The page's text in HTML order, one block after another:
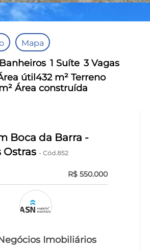
Mapa
1 Suíte 3 Vagas
útil 432 m² Terreno
Área construída
Boca da Barra -
Ostras- Cód.852
R$ 550.000
Imobiliários